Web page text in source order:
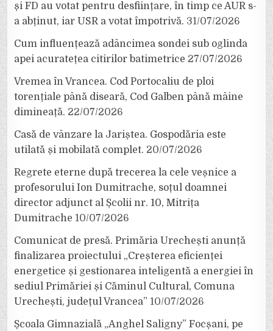
și FD au votat pentru desființare, în timp ce AUR s-
a abținut, iar USR a votat împotrivă. 31/07/2026
Cum influențează adâncimea sondei sub oglinda
apei acuratețea citirilor batimetrice 27/07/2026
Vremea în Vrancea. Cod Portocaliu de ploi
torențiale până diseară, Cod Galben până mâine
dimineață. 22/07/2026
Casă de vânzare la Jariștea. Gospodăria este
utilată și mobilată complet. 20/07/2026
Regrete eterne după trecerea la cele veșnice a
profesorului Ion Dumitrache, soțul doamnei
director adjunct al Școlii nr. 10, Mitrița
Dumitrache 10/07/2026
Comunicat de presă. Primăria Urechești anunță
finalizarea proiectului „Creșterea eficienței
energetice și gestionarea inteligentă a energiei în
sediul Primăriei și Căminul Cultural, Comuna
Urechești, județul Vrancea” 10/07/2026
Școala Gimnazială „Anghel Saligny” Focșani, pe